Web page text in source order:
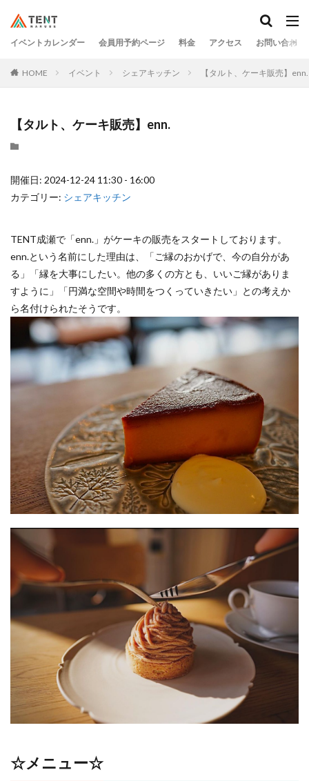
イベントカレンダー 会員用予約ページ 料金 アクセス お問い合わせ
HOME イベント シェアキッチン 【タルト、ケーキ販売】enn.
【タルト、ケーキ販売】enn.
開催日: 2024-12-24 11:30 - 16:00
カテゴリー: シェアキッチン
TENT成瀬で「enn.」がケーキの販売をスタートしております。
enn.という名前にした理由は、「ご縁のおかげで、今の自分があ
る」「縁を大事にしたい。他の多くの方とも、いいご縁がありま
すように」「円満な空間や時間をつくっていきたい」との考えか
ら名付けられたそうです。
☆メニュー☆